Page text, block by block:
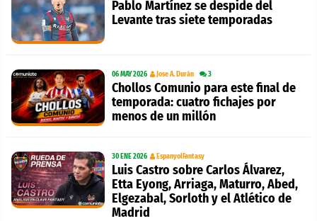
Pablo Martínez se despide del
Levante tras siete temporadas
06 MAY 2026 Jose A. Durán 3
Chollos Comunio para este final de
temporada: cuatro fichajes por
menos de un millón
30 ENE 2026 EspanyolFantasy
Luis Castro sobre Carlos Álvarez,
Etta Eyong, Arriaga, Maturro, Abed,
Elgezabal, Sorloth y el Atlético de
Madrid